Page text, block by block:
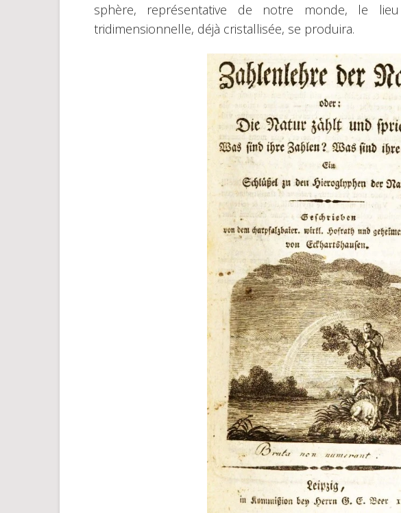
sphère, représentative de notre monde, le
tridimensionnelle, déjà cristallisée, se produira.